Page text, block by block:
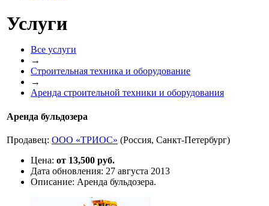
Услуги
Все услуги
→
Строительная техника и оборудование
→
Аренда строительной техники и оборудования
Аренда бульдозера
Продавец: ООО «TРИОС» (Россия, Санкт-Петербург)
Цена: от 13,500 руб.
Дата обновления: 27 августа 2013
Описание: Аренда бульдозера.